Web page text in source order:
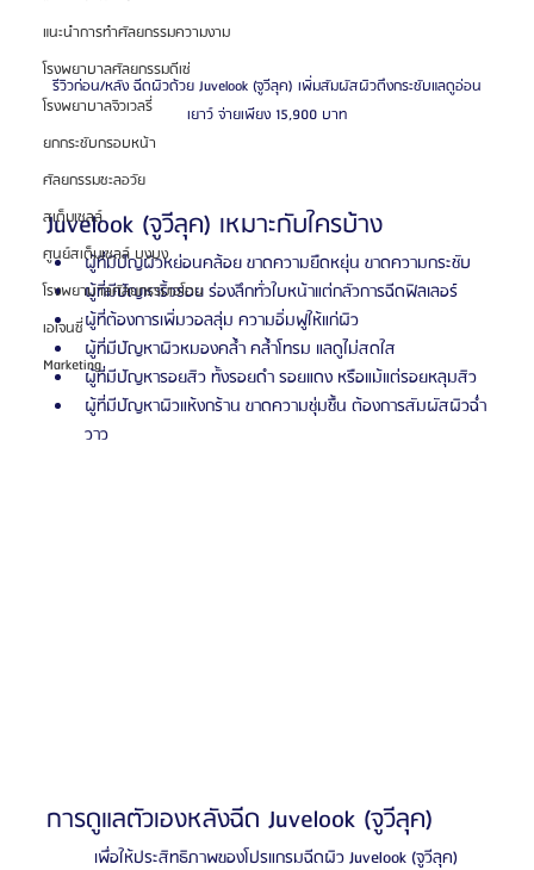
แนะนำการทำศัลยกรรมความงาม
โรงพยาบาลศัลยกรรมดีเซ่
โรงพยาบาลจิวเวลรี่
ยกกระชับกรอบหน้า
ศัลยกรรมชะลอวัย
สเต็มเซลล์
ศูนย์สเต็มเซลล์ บงบง
โรงพยาบาลศัลยกรรมเอโตน
เอเจนซี่
Marketing
รีวิวก่อน/หลัง ฉีดผิวด้วย Juvelook (จูวีลุค) เพิ่มสัมผัสผิวตึงกระชับแลดูอ่อน
เยาว์ จ่ายเพียง 15,900 บาท
Juvelook (จูวีลุค) เหมาะกับใครบ้าง
ผู้ที่มีปัญผิวหย่อนคล้อย ขาดความยืดหยุ่น ขาดความกระชับ
ผู้ที่มีปัญหาริ้วรอย ร่องลึกทั่วใบหน้าแต่กลัวการฉีดฟิลเลอร์
ผู้ที่ต้องการเพิ่มวอลลุ่ม ความอิ่มฟูให้แก่ผิว
ผู้ที่มีปัญหาผิวหมองคล้ำ คล้ำโทรม แลดูไม่สดใส
ผู้ที่มีปัญหารอยสิว ทั้งรอยดำ รอยแดง หรือแม้แต่รอยหลุมสิว
ผู้ที่มีปัญหาผิวแห้งกร้าน ขาดความชุ่มชื้น ต้องการสัมผัสผิวฉ่ำ
วาว
การดูแลตัวเองหลังฉีด Juvelook (จูวีลุค)